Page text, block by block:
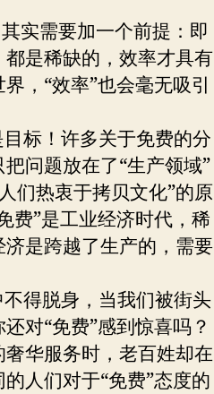
实需要加一个前提：即
是稀缺的，效率才具有
，“效率”也会毫无吸引
标！许多关于免费的分
问题放在了“生产领域”
们热衷于拷贝文化”的原
费”是工业经济时代，稀
是跨越了生产的，需要
得脱身，当我们被街头
对“免费”感到惊喜吗？
华服务时，老百姓却在
人们对于“免费”态度的